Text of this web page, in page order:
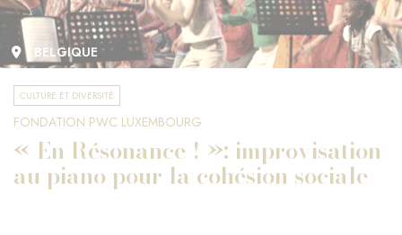
BELGIQUE
CULTURE ET DIVERSITÉ
FONDATION PWC LUXEMBOURG
« En Résonance ! »: improvisation
au piano pour la cohésion sociale